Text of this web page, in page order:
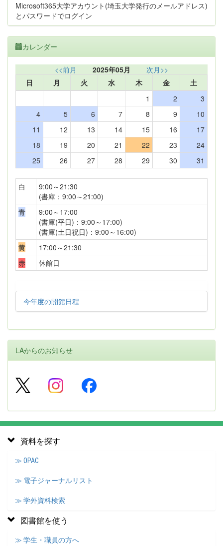
Microsoft365大学アカウント(埼玉大学発行のメールアドレス)
とパスワードでログイン
カレンダー
<<前月 2025年05月
次月>>
日
月 火 水 木 金
土
1
2
3
4
5 6 7 8 9
10
11
12 13 14 15 16
17
18
19 20 21 22 23
24
25
26 27 28 29 30 31
白
9:00～21:30
(書庫：9:00～21:00)
青
9:00～17:00
(書庫(平日)：9:00～17:00)
(書庫(土日祝日)：9:00～16:00)
黄
17:00～21:30
赤
休館日
今年度の開館日程
LAからのお知らせ
資料を探す
≫ OPAC
≫ 電子ジャーナルリスト
≫ 学外資料検索
図書館を使う
≫ 学生・職員の方へ